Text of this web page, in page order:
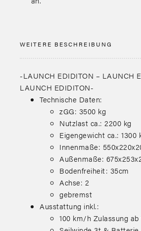
WEITERE BESCHREIBUNG
-LAUNCH EDIDITON – LAUNCH
LAUNCH EDIDITON-
Technische Daten:
zGG: 3500 kg
Nutzlast ca.: 2200 kg
Eigengewicht ca.: 1300
Innenmaße:
Außenmaße:
Bodenfreiheit: 35cm
Achse: 2
gebremst
Ausstattung inkl.:
100 km/h Zulassung ab